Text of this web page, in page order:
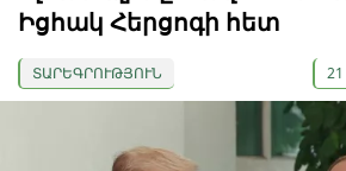
Իցհակ Հերցոգի հետ
ՏԱՐԵԳՐՈՒԹՅՈՒՆ